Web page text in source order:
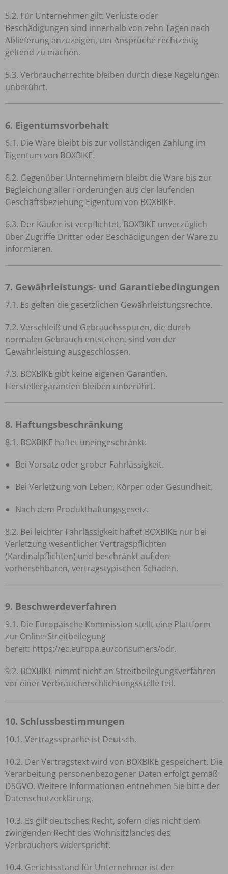
5.2. Für Unternehmer gilt: Verluste oder
Beschädigungen sind innerhalb von zehn Tagen nach
Ablieferung anzuzeigen, um Ansprüche rechtzeitig
geltend zu machen.
5.3. Verbraucherrechte bleiben durch diese Regelungen
unberührt.
6. Eigentumsvorbehalt
6.1. Die Ware bleibt bis zur vollständigen Zahlung im
Eigentum von BOXBIKE.
6.2. Gegenüber Unternehmern bleibt die Ware bis zur
Begleichung aller Forderungen aus der laufenden
Geschäftsbeziehung Eigentum von BOXBIKE.
6.3. Der Käufer ist verpflichtet, BOXBIKE unverzüglich
über Zugriffe Dritter oder Beschädigungen der Ware zu
informieren.
7. Gewährleistungs- und Garantiebedingungen
7.1. Es gelten die gesetzlichen Gewährleistungsrechte.
7.2. Verschleiß und Gebrauchsspuren, die durch
normalen Gebrauch entstehen, sind von der
Gewährleistung ausgeschlossen.
7.3. BOXBIKE gibt keine eigenen Garantien.
Herstellergarantien bleiben unberührt.
8. Haftungsbeschränkung
8.1. BOXBIKE haftet uneingeschränkt:
Bei Vorsatz oder grober Fahrlässigkeit.
Bei Verletzung von Leben, Körper oder Gesundheit.
Nach dem Produkthaftungsgesetz.
8.2. Bei leichter Fahrlässigkeit haftet BOXBIKE nur bei
Verletzung wesentlicher Vertragspflichten
(Kardinalpflichten) und beschränkt auf den
vorhersehbaren, vertragstypischen Schaden.
9. Beschwerdeverfahren
9.1. Die Europäische Kommission stellt eine Plattform
zur Online-Streitbeilegung
bereit: https://ec.europa.eu/consumers/odr.
9.2. BOXBIKE nimmt nicht an Streitbeilegungsverfahren
vor einer Verbraucherschlichtungsstelle teil.
10. Schlussbestimmungen
10.1. Vertragssprache ist Deutsch.
10.2. Der Vertragstext wird von BOXBIKE gespeichert. Die
Verarbeitung personenbezogener Daten erfolgt gemäß
DSGVO. Weitere Informationen entnehmen Sie bitte der
Datenschutzerklärung.
10.3. Es gilt deutsches Recht, sofern dies nicht dem
zwingenden Recht des Wohnsitzlandes des
Verbrauchers widerspricht.
10.4. Gerichtsstand für Unternehmer ist der